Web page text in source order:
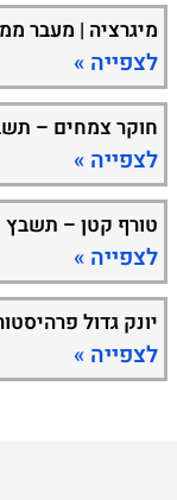
מיגרציה | מעבר
לצפייה »
חוקר צמחים –
לצפייה »
טורף קטן –
לצפייה »
יונק גדול
לצפייה »